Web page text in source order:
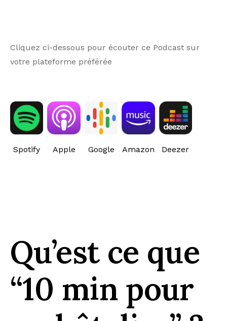
Cliquez ci-dessous pour écouter ce Podcast sur
votre plateforme préférée
Spotify Apple Google Amazon Deezer
Qu’est ce que
“10 min pour